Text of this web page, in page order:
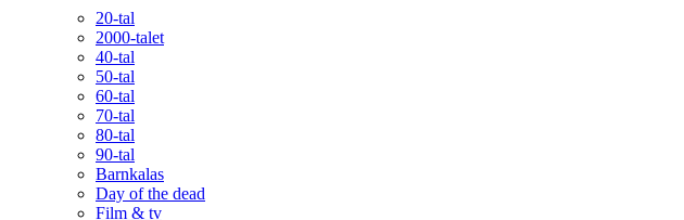
20-tal
2000-talet
40-tal
50-tal
60-tal
70-tal
80-tal
90-tal
Barnkalas
Day of the dead
Film & tv